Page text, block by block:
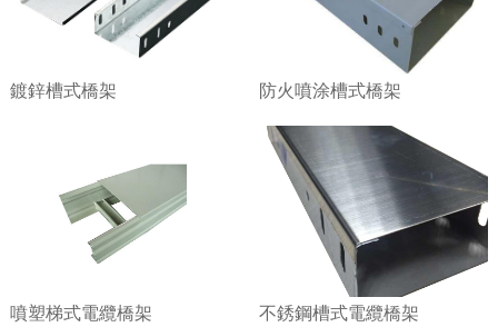
鍍鋅槽式橋架 防火噴涂槽式橋架
噴塑梯式電纜橋架 不銹鋼槽式電纜橋架